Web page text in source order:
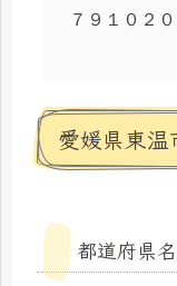
７９１０２０
愛媛県東
都道府県名